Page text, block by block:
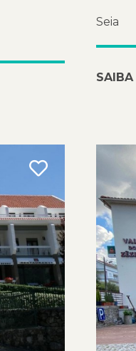
Seia
SAIBA